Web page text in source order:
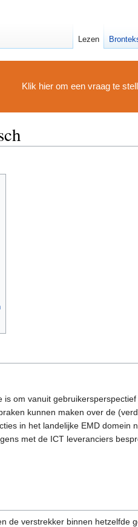
Klik hier om een vraag te
om vanuit
kunnen maken over de
in het landelijke EMD
met de ICT leveranciers
de verstrekker binnen
Lezen